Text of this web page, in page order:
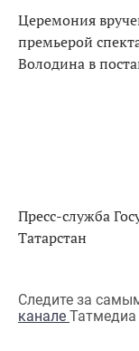
Церемония
премьерой
Володина в
Пресс-служба
Татарстан
Следите за
канале Татмедиа